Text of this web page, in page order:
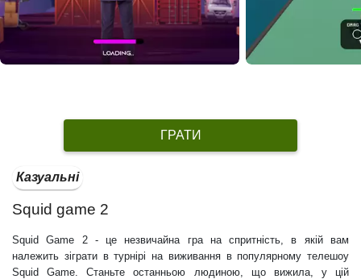
ГРАТИ
Казуальні
Squid game 2
Squid Game 2 - це незвичайна гра на спритність, в якій вам
належить зіграти в турнірі на виживання в популярному телешоу
Squid Game. Станьте останньою людиною, що вижила, у цій